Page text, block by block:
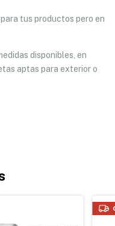
tus productos pero en
disponibles, en
aptas para exterior o